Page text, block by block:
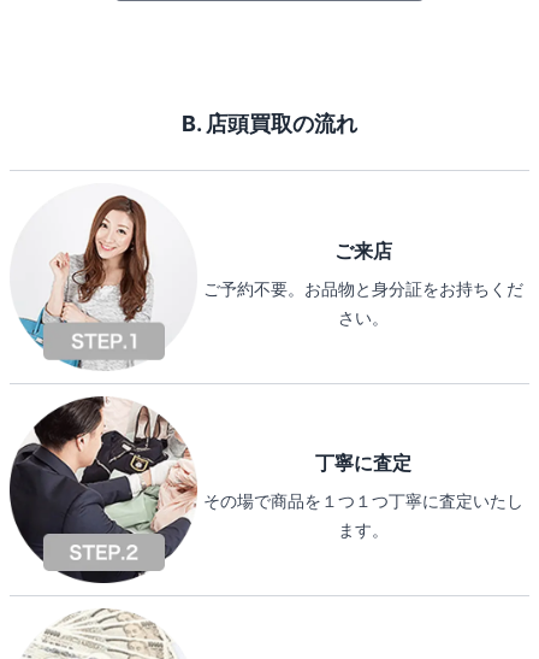
B. 店頭買取の流れ
ご来店
ご予約不要。お品物と身分証をお持ちくだ
さい。
丁寧に査定
その場で商品を１つ１つ丁寧に査定いたし
ます。